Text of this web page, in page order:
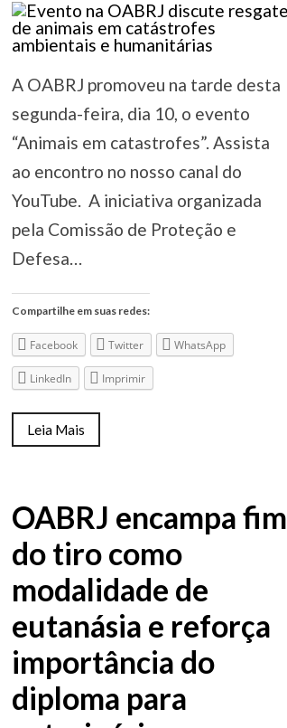
A OABRJ promoveu na tarde desta
segunda-feira, dia 10, o evento
“Animais em catastrofes”. Assista
ao encontro no nosso canal do
YouTube. A iniciativa organizada
pela Comissão de Proteção e
Defesa…
Compartilhe em suas redes:
Facebook Twitter WhatsApp
LinkedIn Imprimir
Leia Mais
OABRJ encampa fim
do tiro como
modalidade de
eutanásia e reforça
importância do
diploma para